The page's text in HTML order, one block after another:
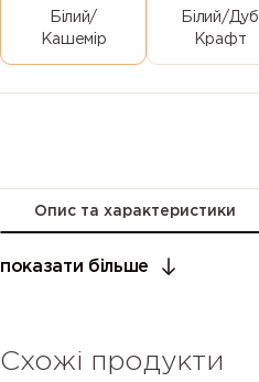
Білий/
Кашемір
Білий/Дуб
Крафт
Опис та характеристики
показати більше
Схожі продукти